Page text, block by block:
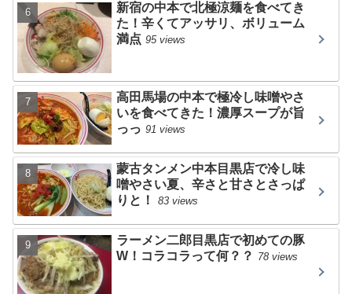
新宿の中本で北極涼麺を食べてき
た！辛くてアッサリ、ボリューム
満点 95 views
高田馬場の中本で極冷し味噌やさ
いを食べてきた！濃厚スープが旨
っっ 91 views
蒙古タンメン中本目黒店で冷し味
噌やさい夏、辛さと甘さとさっぱ
りと！
83 views
ラーメン二郎目黒店で初めての豚
W！コラコラって何？？ 78 views